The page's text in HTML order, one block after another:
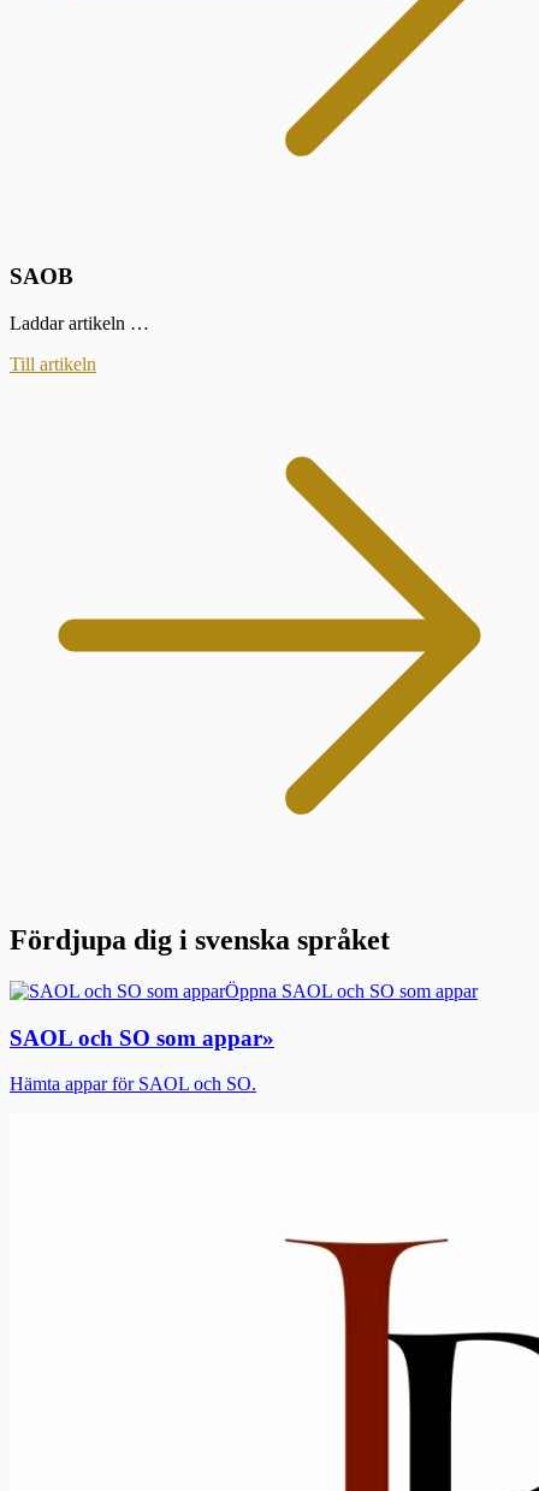
SAOB
Laddar artikeln …
Till artikeln
Fördjupa dig i svenska språket
Öppna SAOL och SO som appar
SAOL och SO som appar»
Hämta appar för SAOL och SO.